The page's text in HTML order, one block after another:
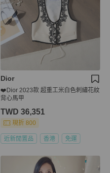
Dior
❤️Dior 2023款 超重工米白色刺繡花紋
背心馬甲
TWD 36,351
現折 800
近新閒置品 香港 免運